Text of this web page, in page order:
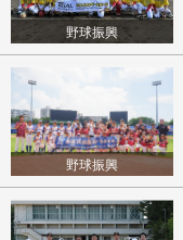
野球振興
野球振興